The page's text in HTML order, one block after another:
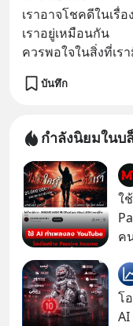
เราอาจโชคดีในเรื่
เราอยู่เหมือนกัน
ควรพอใจในสิ่งที่เร
บันทึก
กำลังนิยมในบ
ใ
ค
รู้
ล้
โ